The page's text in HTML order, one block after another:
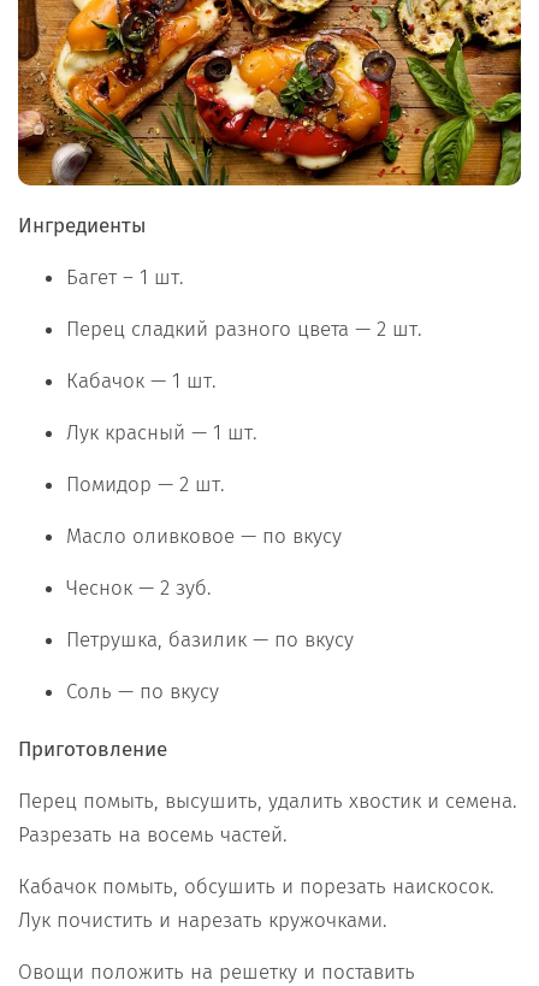
Ингредиенты
Багет – 1 шт.
Перец сладкий разного цвета — 2 шт.
Кабачок — 1 шт.
Лук красный — 1 шт.
Помидор — 2 шт.
Масло оливковое — по вкусу
Чеснок — 2 зуб.
Петрушка, базилик — по вкусу
Соль — по вкусу
Приготовление
Перец помыть, высушить, удалить хвостик и семена.
Разрезать на восемь частей.
Кабачок помыть, обсушить и порезать наискосок.
Лук почистить и нарезать кружочками.
Овощи положить на решетку и поставить